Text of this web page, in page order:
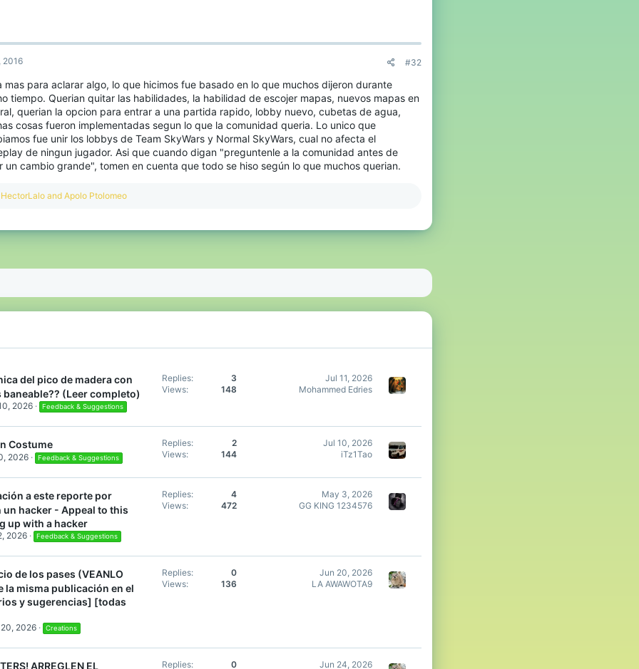
2016 #32
mas para aclarar algo, lo que hicimos fue basado en lo que muchos dijeron durante
tiempo. Querian quitar las habilidades, la habilidad de escojer mapas, nuevos mapas en
querian la opcion para entrar a una partida rapido, lobby nuevo, cubetas de agua,
cosas fueron implementadas segun lo que la comunidad queria. Lo unico que
fue unir los lobbys de Team SkyWars y Normal SkyWars, cual no afecta el
de ningun jugador. Asi que cuando digan "preguntenle a la comunidad antes de
un cambio grande", tomen en cuenta que todo se hiso según lo que muchos querian.
R
c
:
HectorLalo and Apolo Ptolomeo
del pico de madera con
(Leer completo)
2026 Feedback & Suggestions
Replies
3
Views
148
Jul 11, 2026
Mohammed Edries
Costume
2026 Feedback & Suggestions
Replies
2
Views
144
Jul 10, 2026
iTz1Tao
a este reporte por
un hacker - Appeal to this
up with a hacker
2026 Feedback & Suggestions
Replies
4
Views
472
May 3, 2026
GG KING 1234576
de los pases (VEANLO
la misma publicación en el
y sugerencias] [todas
2026 Creations
Replies
0
Views
136
Jun 20, 2026
LA AWAWOTA9
ARREGLEN EL Replies 0 Jun 24, 2026